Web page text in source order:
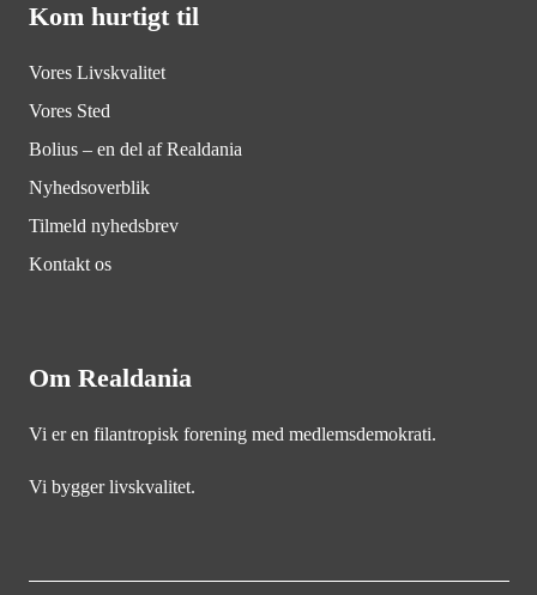
Kom hurtigt til
Vores Livskvalitet
Vores Sted
Bolius – en del af Realdania
Nyhedsoverblik
Tilmeld nyhedsbrev
Kontakt os
Om Realdania
Vi er en filantropisk forening med medlemsdemokrati.
Vi bygger livskvalitet.